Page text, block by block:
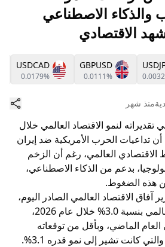
والذكاء الاصطناعي
الاقتصادي
GBPUSD
0.0111%
USDCAD
0.0179%
منذ شهر
لنمو الاقتصاد العالمي خلال
تداعيات الحرب الأمريكية ضد إيران
الاقتصادي العالمي، رغم أن الزخم
بدعم من الذكاء الاصطناعي،
هذه الضغوط.
الاقتصاد العالمي الصادر اليوم،
أنه يتوقع نمو الاقتصاد العالمي بنسبة 3.0% خلال عام 2026،
بلغ 3.5% في العام الماضي، وبأقل من توقعاته
كانت تشير إلى نمو قدره 3.1%.